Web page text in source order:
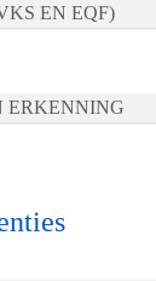
EN EQF)
ERKENNING